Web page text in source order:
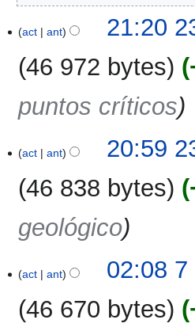
act ant
21:20
46 972 bytes
puntos críticos
act ant
20:59
46 838 bytes
geológico
may
2007
act ant
02:08
46 670 bytes